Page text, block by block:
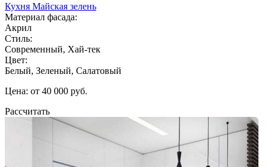
Кухня Майская зелень
Материал фасада:
Акрил
Стиль:
Современный, Хай-тек
Цвет:
Белый, Зеленый, Салатовый
Цена: от 40 000 руб.
Рассчитать